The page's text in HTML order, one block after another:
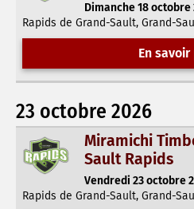
Dimanche 18 octobre
Rapids de Grand-Sault, Grand-
En
23 octobre 2026
Miramichi
Sault Rapids
Vendredi 23 octobre
Rapids de Grand-Sault, Grand-